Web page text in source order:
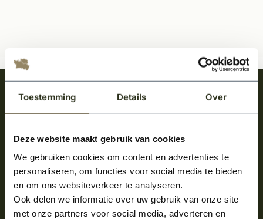
Toestemming Details Over
Deze website maakt gebruik van cookies
We gebruiken cookies om content en advertenties te
personaliseren, om functies voor social media te bieden
en om ons websiteverkeer te analyseren.
Ook delen we informatie over uw gebruik van onze site
met onze partners voor social media, adverteren en
Meld je aan en ontvang het laatste nieuws
over onze kempische bouwstijl!
Aanmelden voor de nieuwsbrief